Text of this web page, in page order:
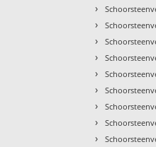
›
›
›
›
›
›
›
›
›